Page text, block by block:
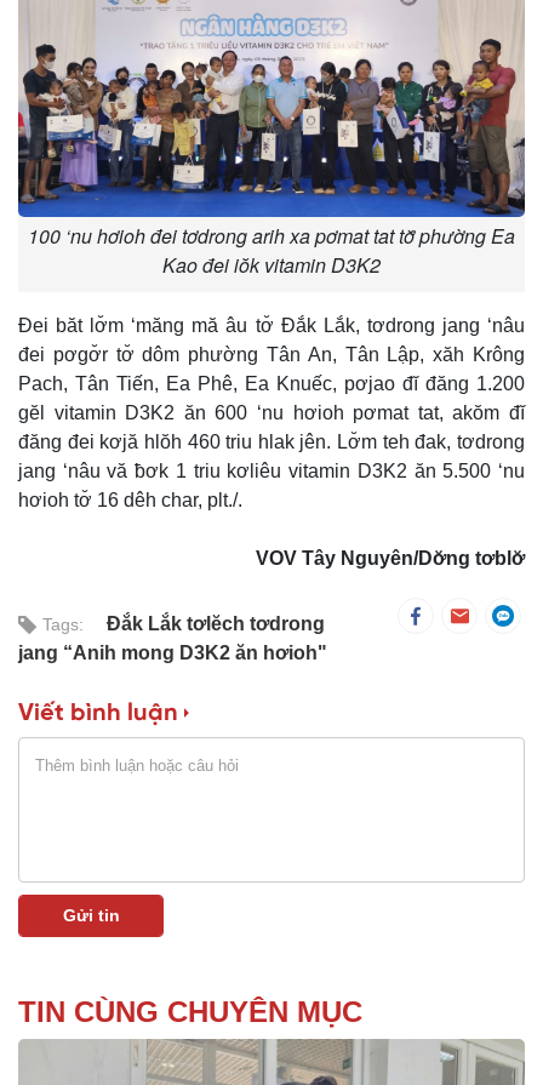
100 ‘nu hơioh đei tơdrong arih xa pơmat tat tơ̆ phường Ea
Kao đei iŏk vitamin D3K2
Đei băt lơ̆m ‘măng mă âu tơ̆ Đắk Lắk, tơdrong jang ‘nâu
đei pơgơ̆r tơ̆ dôm phường Tân An, Tân Lập, xăh Krông
Pach, Tân Tiến, Ea Phê, Ea Knuếc, pơjao đĭ đăng 1.200
gĕl vitamin D3K2 ăn 600 ‘nu hơioh pơmat tat, akŏm đĭ
đăng đei kơjă hlŏh 460 triu hlak jên. Lơ̆m teh đak, tơdrong
jang ‘nâu vă ƀơk 1 triu kơliêu vitamin D3K2 ăn 5.500 ‘nu
hơioh tơ̆ 16 dêh char, plt./.
VOV Tây Nguyên/Dơ̆ng tơblơ̆
Tags:
Đắk Lắk tơlĕch tơdrong
jang “Anih mong D3K2 ăn hơioh"
Viết bình luận
TIN CÙNG CHUYÊN MỤC